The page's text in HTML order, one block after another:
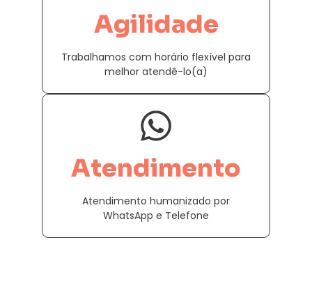
Agilidade
Trabalhamos com horário flexível para
melhor atendê-lo(a)
Atendimento
Atendimento humanizado por
WhatsApp e Telefone